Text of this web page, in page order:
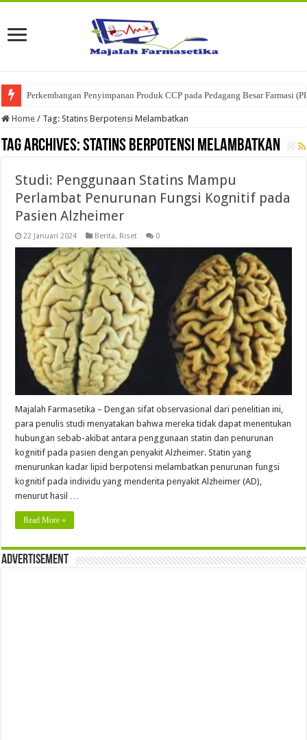
Perkembangan Penyimpanan Produk CCP pada Pedagang Besar Farmasi
Home / Tag:Statins Berpotensi Melambatkan
Tag Archives:Statins Berpotensi Melambatkan
Studi: Penggunaan Statins Mampu
Perlambat Penurunan Fungsi Kognitif pada
Pasien Alzheimer
22 Januari 2024 Berita, Riset 0
Majalah Farmasetika – Dengan sifat observasional dari penelitian ini,
para penulis studi menyatakan bahwa mereka tidak dapat menentukan
hubungan sebab-akibat antara penggunaan statin dan penurunan
kognitif pada pasien dengan penyakit Alzheimer. Statin yang
menurunkan kadar lipid berpotensi melambatkan penurunan fungsi
kognitif pada individu yang menderita penyakit Alzheimer (AD),
menurut hasil …
Read More »
Advertisement